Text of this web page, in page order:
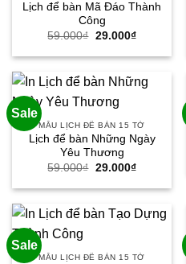
Lịch để bàn Mã Đáo Thành
Công
59.000₫ Giá
là:
29.000₫Giá
tại
29.000₫.
Sale
MẪU LỊCH ĐỂ BÀN 15 TỜ
Lịch để bàn Những Ngày
Yêu Thương
59.000₫ Giá
là:
29.000₫Giá
tại
29.000₫.
Sale
MẪU LỊCH ĐỂ BÀN 15 TỜ